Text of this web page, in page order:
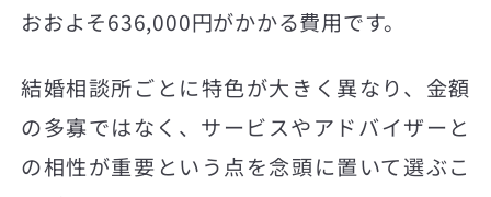
おおよそ636,000円がかかる費用です。
結婚相談所ごとに特色が大きく異なり、金額
の多寡ではなく、サービスやアドバイザーと
の相性が重要という点を念頭に置いて選ぶこ